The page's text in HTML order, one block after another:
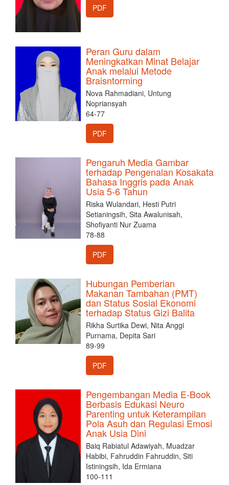
PDF
Peran Guru dalam
Meningkatkan Minat Belajar
Anak melalui Metode
Braisntorming
Nova Rahmadiani, Untung
Nopriansyah
64-77
PDF
Pengaruh Media Gambar
terhadap Pengenalan Kosakata
Bahasa Inggris pada Anak
Usia 5-6 Tahun
Riska Wulandari, Hesti Putri
Setianingsih, Sita Awalunisah,
Shofiyanti Nur Zuama
78-88
PDF
Hubungan Pemberian
Makanan Tambahan (PMT)
dan Status Sosial Ekonomi
terhadap Status Gizi Balita
Rikha Surtika Dewi, Nita Anggi
Purnama, Depita Sari
89-99
PDF
Pengembangan Media E-Book
Berbasis Edukasi Neuro
Parenting untuk Keterampilan
Pola Asuh dan Regulasi Emosi
Anak Usia Dini
Baiq Rabiatul Adawiyah, Muadzar
Habibi, Fahruddin Fahruddin, Siti
Istiningsih, Ida Ermiana
100-111